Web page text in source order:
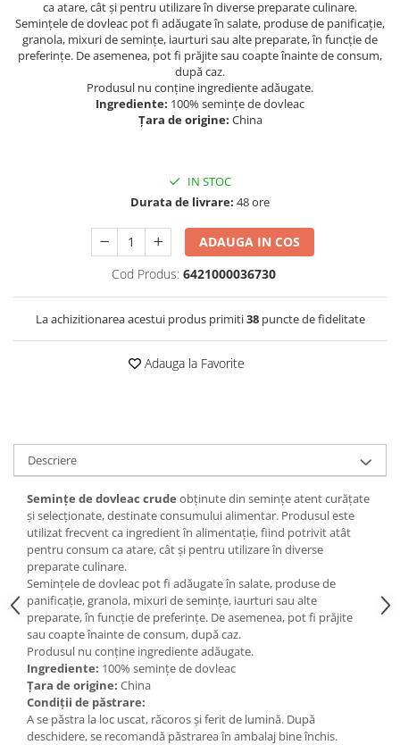
ca atare, cât și pentru utilizare în diverse preparate culinare.
Semințele de dovleac pot fi adăugate în salate, produse de panificație,
granola, mixuri de semințe, iaurturi sau alte preparate, în funcție de
preferințe. De asemenea, pot fi prăjite sau coapte înainte de consum,
după caz.
Produsul nu conține ingrediente adăugate.
Ingrediente: 100% semințe de dovleac
Țara de origine: China
IN STOC
Durata de livrare: 48 ore
ADAUGA IN COS
Cod Produs: 6421000036730
La achizitionarea acestui produs primiti38puncte de fidelitate
Adauga la Favorite
Descriere
Semințe de dovleac crude obținute din semințe atent curățate
și selecționate, destinate consumului alimentar. Produsul este
utilizat frecvent ca ingredient în alimentație, fiind potrivit atât
pentru consum ca atare, cât și pentru utilizare în diverse
preparate culinare.
Semințele de dovleac pot fi adăugate în salate, produse de
panificație, granola, mixuri de semințe, iaurturi sau alte
preparate, în funcție de preferințe. De asemenea, pot fi prăjite
sau coapte înainte de consum, după caz.
Produsul nu conține ingrediente adăugate.
Ingrediente: 100% semințe de dovleac
Țara de origine: China
Condiții de păstrare:
A se păstra la loc uscat, răcoros și ferit de lumină. După
deschidere, se recomandă păstrarea în ambalaj bine închis.